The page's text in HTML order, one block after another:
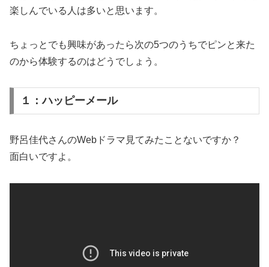
楽しんでいる人は多いと思います。
ちょっとでも興味があったら次の5つのうちでピンと来た
のから体験するのはどうでしょう。
１：ハッピーメール
野呂佳代さんのWebドラマ見てみたことないですか？
面白いですよ。